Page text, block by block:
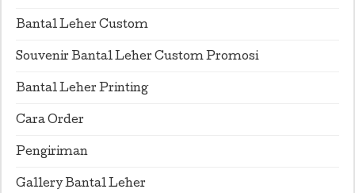
Bantal Leher Custom
Souvenir Bantal Leher Custom Promosi
Bantal Leher Printing
Cara Order
Pengiriman
Gallery Bantal Leher